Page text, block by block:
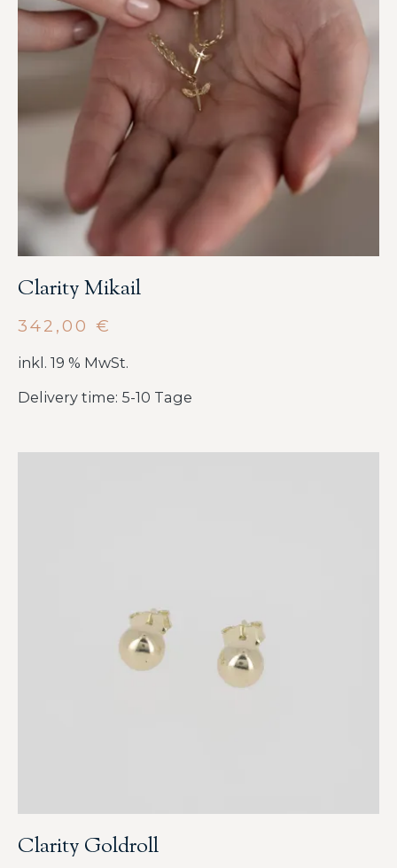
Clarity Mikail
342,00 €
inkl. 19 % MwSt.
Delivery time: 5-10 Tage
Clarity Goldroll